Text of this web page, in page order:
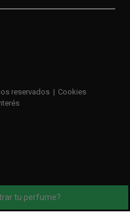
tu perfume?
reservados
Cookies